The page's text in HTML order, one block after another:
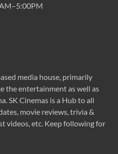
media house, primarily
the entertainment as well as
SK Cinemas is a Hub to all
movie reviews, trivia &
videos, etc. Keep following for